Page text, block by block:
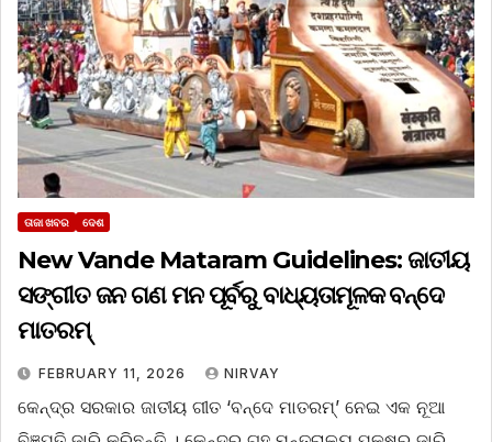
ତାଜା ଖବର ଦେଶ
New Vande Mataram Guidelines: ଜାତୀୟ
ସଙ୍ଗୀତ ଜନ ଗଣ ମନ ପୂର୍ବରୁ ବାଧ୍ୟତାମୂଳକ ବନ୍ଦେ
ମାତରମ୍
FEBRUARY 11, 2026 NIRVAY
କେନ୍ଦ୍ର ସରକାର ଜାତୀୟ ଗୀତ ‘ବନ୍ଦେ ମାତରମ୍’ ନେଇ ଏକ ନୂଆ